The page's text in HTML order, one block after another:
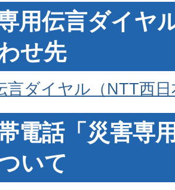
専用伝言ダイヤ
せ先
言ダイヤル（NTT西
電話「災害専
いて